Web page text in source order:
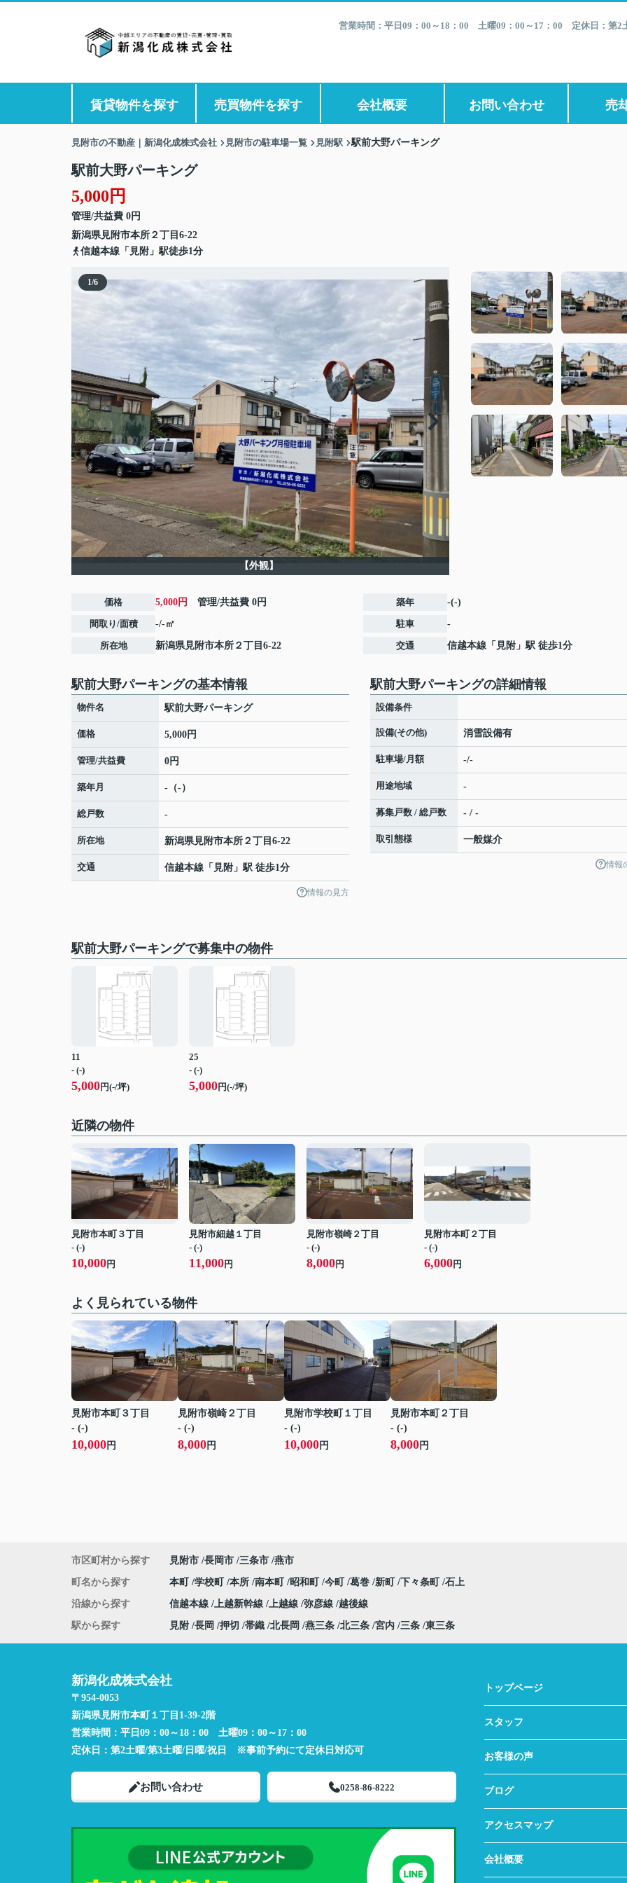
営業時間：平日09：00～18：00 土曜09：00～17：00 定休日：第
賃貸物件を探す 売買物件を探す 会社概要 お問い合わせ 売
見附市の不動産｜新潟化成株式会社 見附市の駐車場一覧 見附駅 駅前大野パーキング
駅前大野パーキング
5,000円
管理/共益費 0円
新潟県見附市本所 ２丁目6-22
信越本線「見附」駅徒歩1分
1/6
【外観】
価格 5,000円 管理/共益費 0円
間取り/面積 -/-㎡
所在地 新潟県見附市本所 ２丁目6-22
築年 -(-)
駐車 -
交通 信越本線 「 見附 」駅 徒歩1分
駅前大野パーキングの基本情報
物件名 駅前大野パーキング
価格 5,000円
管理/共益費 0円
築年月 -（-）
総戸数 -
所在地 新潟県見附市本所 ２丁目6-22
交通 信越本線 「 見附 」駅 徒歩1分
情報の見方
駅前大野パーキングの詳細情報
設備条件
設備(その他) 消雪設備有
駐車場/月額 -/-
用途地域 -
募集戸数 / 総戸数 - / -
取引態様 一般媒介
情報
駅前大野パーキングで募集中の物件
11
- (-)
5,000円(-/坪)
25
- (-)
5,000円(-/坪)
近隣の物件
見附市本町３丁目
- (-)
10,000円
見附市細越１丁目
- (-)
11,000円
見附市嶺崎２丁目
- (-)
8,000円
見附市本町２丁目
- (-)
6,000円
よく見られている物件
見附市本町３丁目
- (-)
10,000 円
見附市嶺崎２丁目
- (-)
8,000 円
見附市学校町１丁目
- (-)
10,000 円
見附市本町２丁目
- (-)
8,000 円
市区町村から探す 見附市 長岡市 三条市 燕市
町名から探す 本町 学校町 本所 南本町 昭和町 今町 葛巻 新町 下々条町 石上
沿線から探す 信越本線 上越新幹線 上越線 弥彦線 越後線
駅から探す 見附 長岡 押切 帯織 北長岡 燕三条 北三条 宮内 三条 東三条
新潟化成株式会社
〒954-0053
新潟県見附市本町１丁目1-39-2階
営業時間： 平日09：00～18：00 土曜09：00～17：00
定休日： 第2土曜/第3土曜/日曜/祝日 ※事前予約にて定休日対応可
お問い合わせ 0258-86-8222
トップページ
スタッフ
お客様の声
ブログ
アクセスマップ
会社概要